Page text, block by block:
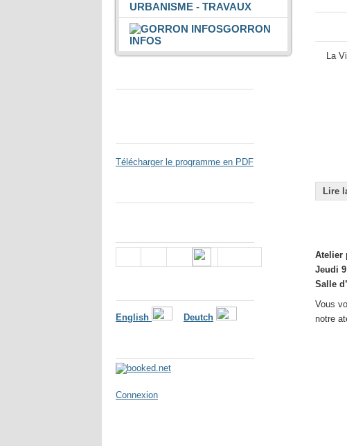
URBANISME - TRAVAUX
GORRON
INFOS
Télécharger le programme en PDF
English Deutch
Connexion
La
Lire
Atelier
Jeudi
Salle
Vous
notre